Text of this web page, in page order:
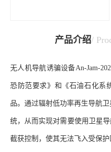
产品介绍/
无人机导航诱骗设备An-Jam-
恐防范要求》和《石油石化系
品。通过辐射低功率再生导航
统，从而实现对需要使用卫星
截获控制，使其无法飞入受保